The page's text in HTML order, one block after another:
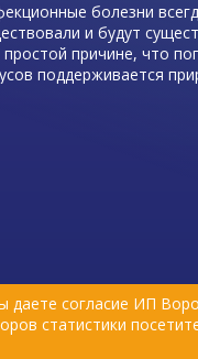
даете согласие ИП
статистики
болезни
и будут
простой причине, что
поддерживается